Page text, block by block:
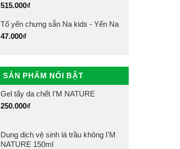
515.000₫
Tổ yến chưng sẵn Na kids - Yến Na
47.000₫
SẢN PHẨM NỔI BẬT
Gel tẩy da chết I'M NATURE
250.000₫
Dung dịch vệ sinh lá trầu không I'M
NATURE 150ml